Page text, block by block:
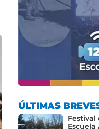
ÚLTIMAS
Festival
Escuela